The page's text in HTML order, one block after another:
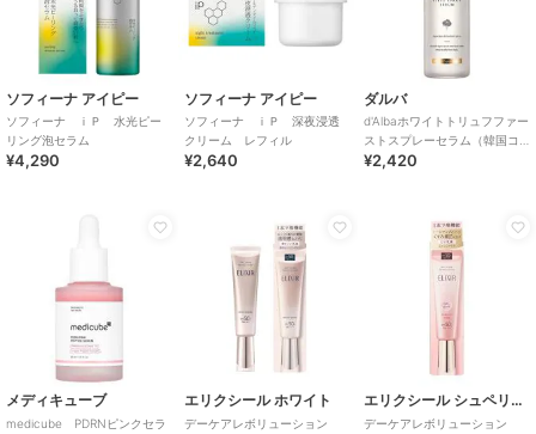
ソフィーナ アイピー
ソフィーナ ｉＰ 水光ピー
リング泡セラム
¥4,290
ソフィーナ アイピー
ソフィーナ ｉＰ 深夜浸透
クリーム レフィル
¥2,640
ダルバ
d'Albaホワイトトリュフファー
ストスプレーセラム（韓国コ
スメ）
¥2,420
メディキューブ
medicube PDRNピンクセラ
エリクシール ホワイト
デーケアレボリューション
エリクシール シュペリエル
デーケアレボリューション